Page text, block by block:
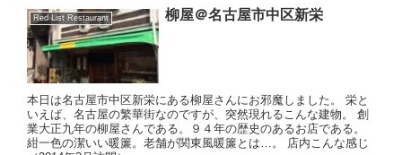
Red List Restaurant 柳屋＠名古屋市中区新栄
本日は名古屋市中区新栄にある柳屋さんにお邪魔しました。 栄と
いえば、名古屋の繁華街なのですが、突然現れるこんな建物。 創
業大正九年の柳屋さんである。９４年の歴史のあるお店である。
紺一色の潔いい暖簾。老舗が関東風暖簾とは…。 店内こんな感じ